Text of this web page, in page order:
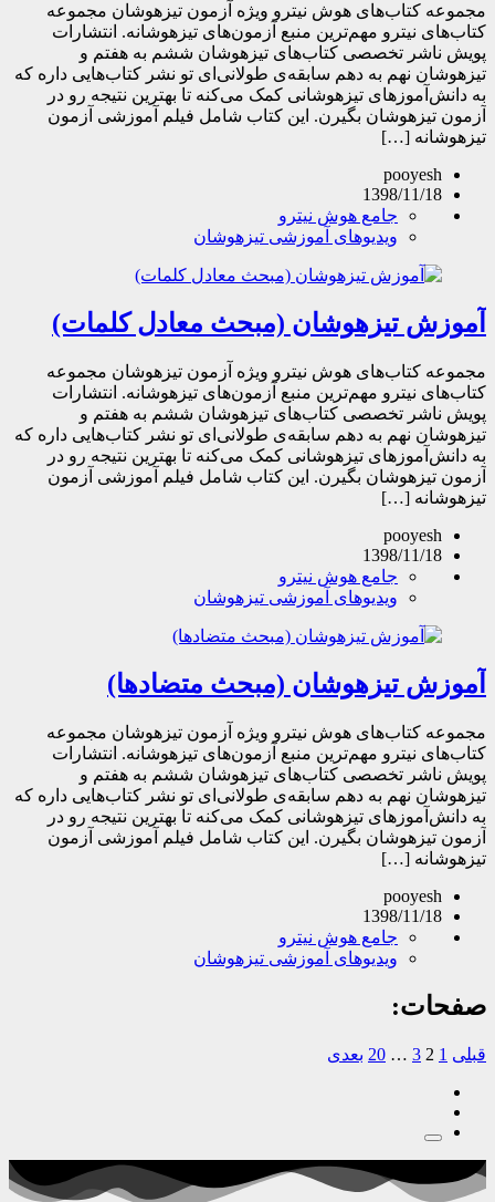
مجموعه کتاب‌های هوش نیترو ویژه آزمون تیزهوشان مجموعه
کتاب‌های نیترو مهم‌ترین منبع آزمون‌های تیزهوشانه. انتشارات
پویش ناشر تخصصی کتاب‌های تیزهوشان ششم به هفتم و
تیزهوشان نهم به دهم سابقه‌ی طولانی‌ای تو نشر کتاب‌هایی داره که
به دانش‌آموزهای تیزهوشانی کمک می‌کنه تا بهترین نتیجه رو در
آزمون تیزهوشان بگیرن. این کتاب شامل فیلم آموزشی آزمون
تیزهوشانه […]
pooyesh
1398/11/18
جامع هوش نیترو
ویدیوهای آموزشی تیزهوشان
آموزش تیزهوشان (مبحث معادل کلمات)
مجموعه کتاب‌های هوش نیترو ویژه آزمون تیزهوشان مجموعه
کتاب‌های نیترو مهم‌ترین منبع آزمون‌های تیزهوشانه. انتشارات
پویش ناشر تخصصی کتاب‌های تیزهوشان ششم به هفتم و
تیزهوشان نهم به دهم سابقه‌ی طولانی‌ای تو نشر کتاب‌هایی داره که
به دانش‌آموزهای تیزهوشانی کمک می‌کنه تا بهترین نتیجه رو در
آزمون تیزهوشان بگیرن. این کتاب شامل فیلم آموزشی آزمون
تیزهوشانه […]
pooyesh
1398/11/18
جامع هوش نیترو
ویدیوهای آموزشی تیزهوشان
آموزش تیزهوشان (مبحث متضادها)
مجموعه کتاب‌های هوش نیترو ویژه آزمون تیزهوشان مجموعه
کتاب‌های نیترو مهم‌ترین منبع آزمون‌های تیزهوشانه. انتشارات
پویش ناشر تخصصی کتاب‌های تیزهوشان ششم به هفتم و
تیزهوشان نهم به دهم سابقه‌ی طولانی‌ای تو نشر کتاب‌هایی داره که
به دانش‌آموزهای تیزهوشانی کمک می‌کنه تا بهترین نتیجه رو در
آزمون تیزهوشان بگیرن. این کتاب شامل فیلم آموزشی آزمون
تیزهوشانه […]
pooyesh
1398/11/18
جامع هوش نیترو
ویدیوهای آموزشی تیزهوشان
صفحات:
قبلی 1
2
3
…
20 بعدی